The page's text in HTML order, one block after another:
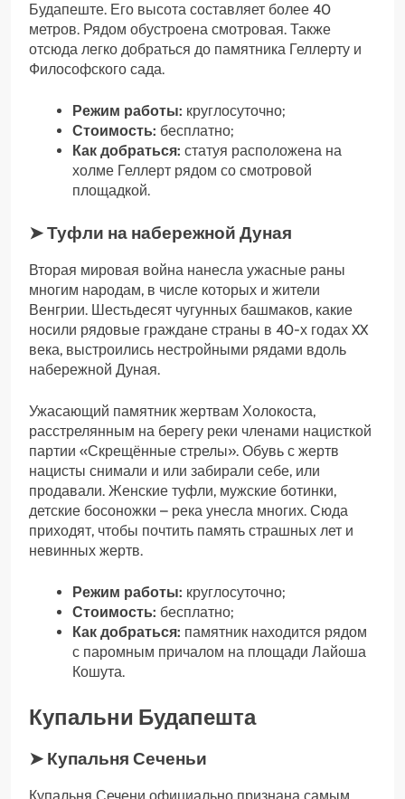
Будапеште. Его высота составляет более 40
метров. Рядом обустроена смотровая. Также
отсюда легко добраться до памятника Геллерту и
Философского сада.
Режим работы: круглосуточно;
Стоимость: бесплатно;
Как добраться: статуя расположена на
холме Геллерт рядом со смотровой
площадкой.
➤ Туфли на набережной Дуная
Вторая мировая война нанесла ужасные раны
многим народам, в числе которых и жители
Венгрии. Шестьдесят чугунных башмаков, какие
носили рядовые граждане страны в 40-х годах XX
века, выстроились нестройными рядами вдоль
набережной Дуная.
Ужасающий памятник жертвам Холокоста,
расстрелянным на берегу реки членами нацисткой
партии «Скрещённые стрелы». Обувь с жертв
нацисты снимали и или забирали себе, или
продавали. Женские туфли, мужские ботинки,
детские босоножки – река унесла многих. Сюда
приходят, чтобы почтить память страшных лет и
невинных жертв.
Режим работы: круглосуточно;
Стоимость: бесплатно;
Как добраться: памятник находится рядом
с паромным причалом на площади Лайоша
Кошута.
Купальни Будапешта
➤ Купальня Сеченьи